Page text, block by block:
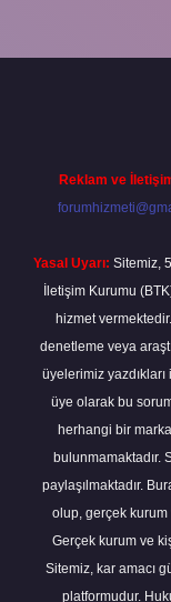
Reklam ve
Yasal Uyarı: Sitemiz,
İletişim Kurumu
hizmet
denetleme veya
üyelerimiz
üye olarak bu
herhangi bir
bulunmamaktadır.
paylaşılmaktadır.
olup, gerçek kurum
Gerçek kurum ve
Sitemiz, kar amacı
platformudur.